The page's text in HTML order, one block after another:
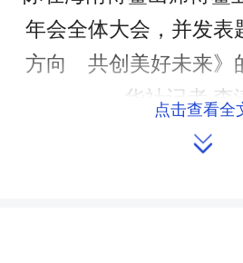
年会全体大会，并发表
方向 共创美好未来》
华社记者 李
赵乐际表示，今年
点击查看全
